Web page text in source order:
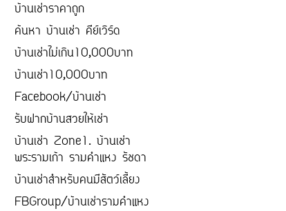
บ้านเช่าราคาถูก
ค้นหา บ้านเช่า คีย์เวิร์ด
บ้านเช่าไม่เกิน10,000บาท
บ้านเช่า10,000บาท
Facebook/บ้านเช่า
รับฝากบ้านสวยให้เช่า
บ้านเช่า Zone1. บ้านเช่า
พระรามเก้า รามคำแหง รัชดา
บ้านเช่าสำหรับคนมีสัตว์เลี้ยง
FBGroup/บ้านเช่ารามคำแหง